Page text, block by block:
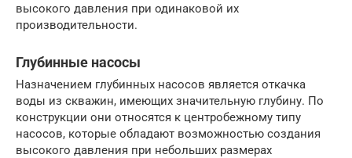
высокого давления при одинаковой их
производительности.
Глубинные насосы
Назначением глубинных насосов является откачка
воды из скважин, имеющих значительную глубину. По
конструкции они относятся к центробежному типу
насосов, которые обладают возможностью создания
высокого давления при небольших размерах